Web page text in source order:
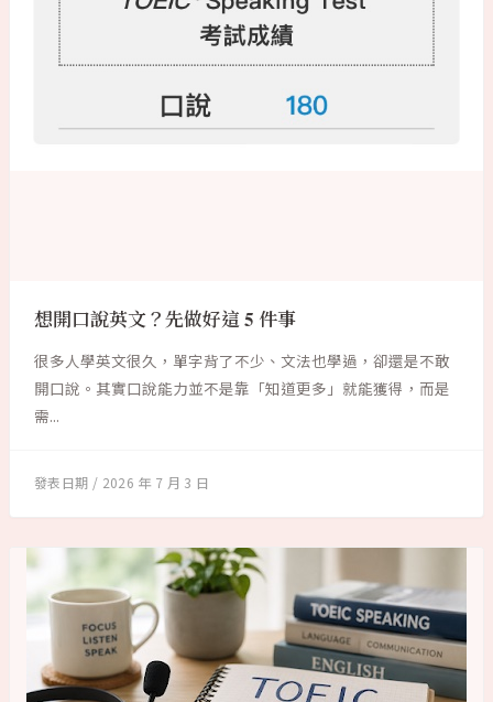
想開口說英文？先做好這 5 件事
很多人學英文很久，單字背了不少、文法也學過，卻還是不敢
開口說。其實口說能力並不是靠「知道更多」就能獲得，而是
需...
2026 年 7 月 3 日